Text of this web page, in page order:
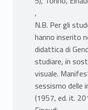
,
N.B. Per gli
hanno inserito
didattica di
studiare, in
visuale.
sessismo delle
(1957, ed. it.